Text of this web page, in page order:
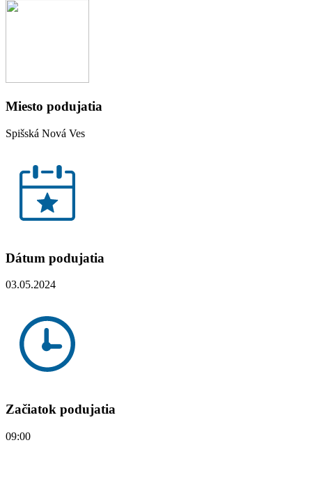
Miesto podujatia
Spišská Nová Ves
Dátum podujatia
03.05.2024
Začiatok podujatia
09:00